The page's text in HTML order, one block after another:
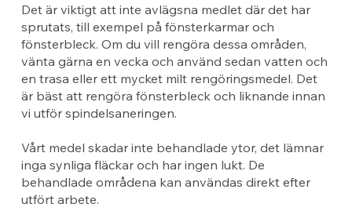
Det är viktigt att inte avlägsna medlet där det har
sprutats, till exempel på fönsterkarmar och
fönsterbleck. Om du vill rengöra dessa områden,
vänta gärna en vecka och använd sedan vatten och
en trasa eller ett mycket milt rengöringsmedel. Det
är bäst att rengöra fönsterbleck och liknande innan
vi utför spindelsaneringen.
Vårt medel skadar inte behandlade ytor, det lämnar
inga synliga fläckar och har ingen lukt. De
behandlade områdena kan användas direkt efter
utfört arbete.